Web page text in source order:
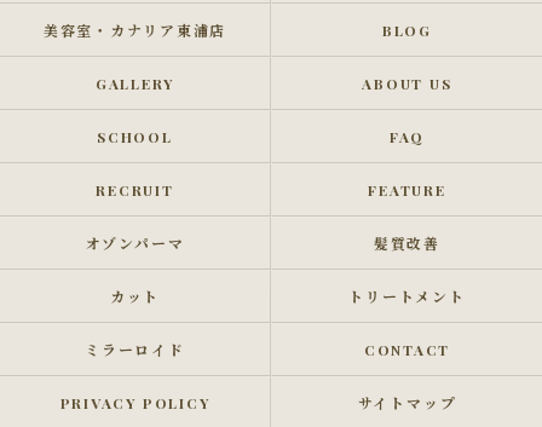
美容室・カナリア東浦店 BLOG
GALLERY ABOUT US
SCHOOL FAQ
RECRUIT FEATURE
オゾンパーマ 髪質改善
カット トリートメント
ミラーロイド CONTACT
PRIVACY POLICY サイトマップ